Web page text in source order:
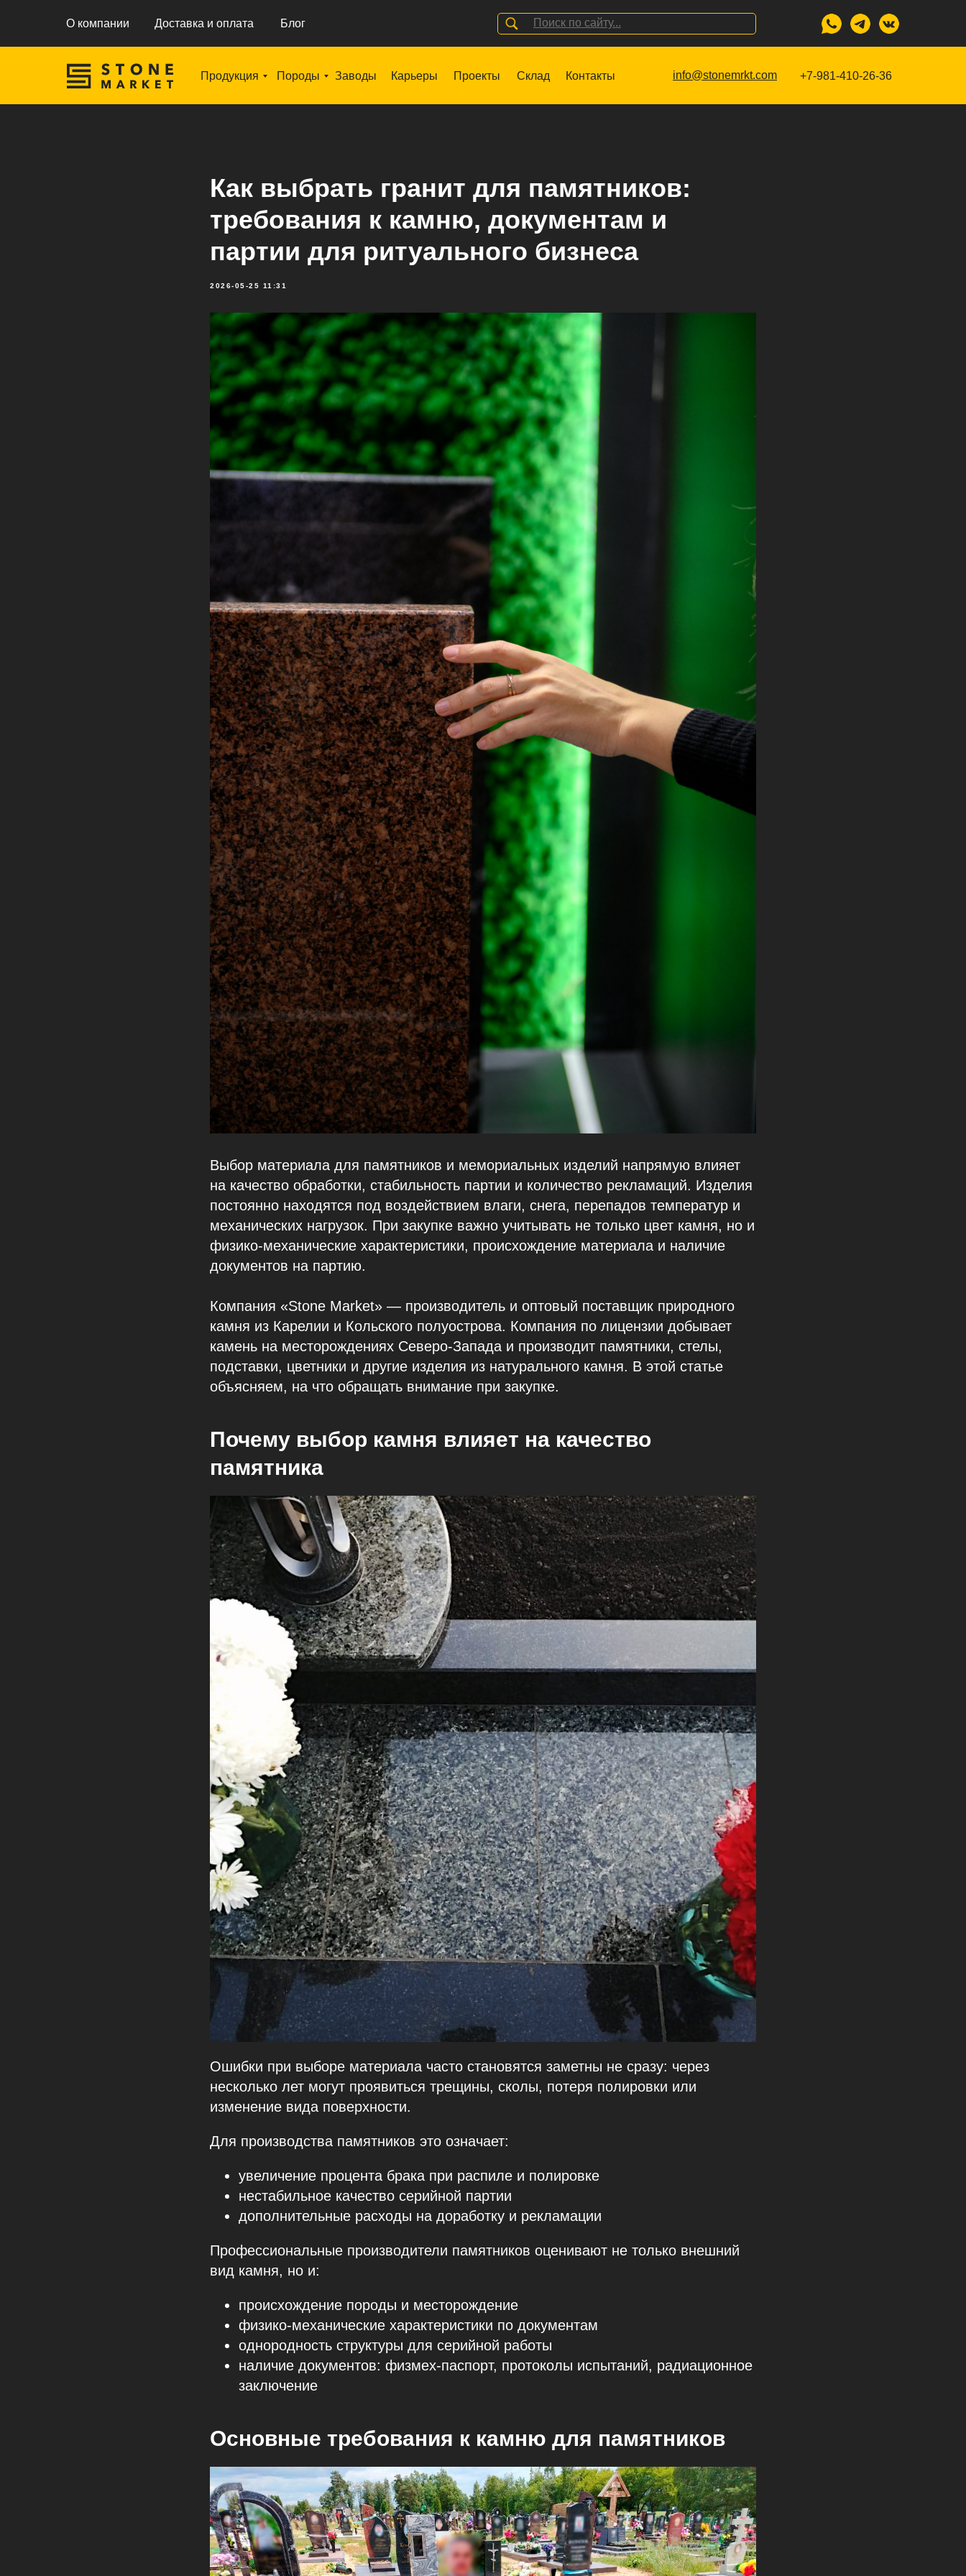
Продукция Породы Заводы Карьеры Склад
Проекты Контакты info@stonemrkt.com +7-981-410-26-36
Поиск по сайту...
О компании Доставка и оплата Блог
Как выбрать гранит для памятников:
требования к камню, документам и
партии для ритуального бизнеса
2026-05-25 11:31
Выбор материала для памятников и мемориальных изделий напрямую влияет
на качество обработки, стабильность партии и количество рекламаций. Изделия
постоянно находятся под воздействием влаги, снега, перепадов температур и
механических нагрузок. При закупке важно учитывать не только цвет камня, но и
физико-механические характеристики, происхождение материала и наличие
документов на партию.
Компания «Stone Market» — производитель и оптовый поставщик природного
камня из Карелии и Кольского полуострова. Компания по лицензии добывает
камень на месторождениях Северо-Запада и производит памятники, стелы,
подставки, цветники и другие изделия из натурального камня. В этой статье
объясняем, на что обращать внимание при закупке.
Почему выбор камня влияет на качество
памятника
Ошибки при выборе материала часто становятся заметны не сразу: через
несколько лет могут проявиться трещины, сколы, потеря полировки или
изменение вида поверхности.
Для производства памятников это означает:
увеличение процента брака при распиле и полировке
нестабильное качество серийной партии
дополнительные расходы на доработку и рекламации
Профессиональные производители памятников оценивают не только внешний
вид камня, но и:
происхождение породы и месторождение
физико-механические характеристики по документам
однородность структуры для серийной работы
наличие документов: физмех-паспорт, протоколы испытаний, радиационное
заключение
Основные требования к камню для памятников